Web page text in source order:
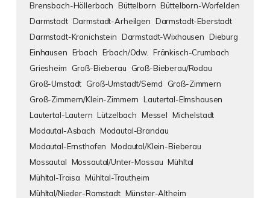
Brensbach-Höllerbach Büttelborn Büttelborn-Worfelden
Darmstadt Darmstadt-Arheilgen Darmstadt-Eberstadt
Darmstadt-Kranichstein Darmstadt-Wixhausen Dieburg
Einhausen Erbach Erbach/Odw.
Fränkisch-Crumbach
Griesheim
Groß-Bieberau
Groß-Bieberau/Rodau
Groß-Umstadt Groß-Umstadt/Semd
Groß-Zimmern
Groß-Zimmern/Klein-Zimmern Lautertal-Elmshausen
Lautertal-Lautern Lützelbach Messel Michelstadt
Modautal-Asbach Modautal-Brandau
Modautal-Ernsthofen Modautal/Klein-Bieberau
Mossautal Mossautal/Unter-Mossau Mühltal
Mühltal-Traisa Mühltal-Trautheim
Mühltal/Nieder-Ramstadt Münster-Altheim